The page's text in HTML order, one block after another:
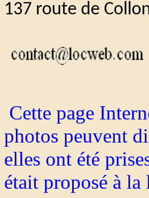
137 route de
Cette page
photos peuvent
elles ont été
était proposé à la